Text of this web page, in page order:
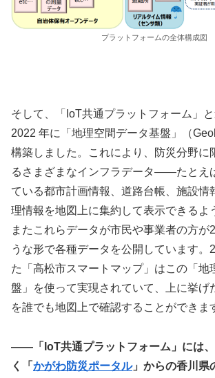
プラットフォームの全体構成図
そして、「IoT共通プラットフォーム」
2022 年に「地理空間データ基盤」（
構築しました。これにより、防災分野に
るさまざまなインフラデータ――たとえ
ている都市計画情報、道路台帳、施設情
理情報を地図上に集約して表示できるよ
またこれらデータが市民や事業者の方が
うな形で各種データを公開しています。
た「高松市スマートマップ」はこの「地
盤」を使って実現されていて、上に挙げ
を誰でも地図上で確認することができま
――「IoT共通プラットフォーム」には
く「 かがわ防災ポータル」からの香川県